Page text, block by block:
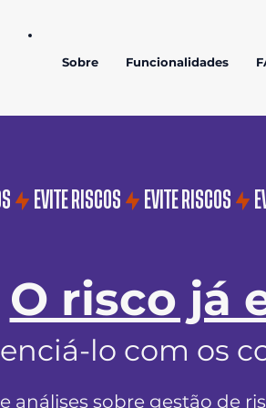
Sobre Funcionalidades
O risco já
lo com os
análises sobre gestão de